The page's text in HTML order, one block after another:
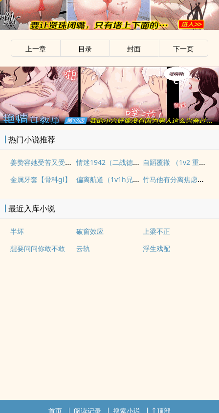
上一章 目录 封面 下一页
x
热门小说推荐
姜赞容她受苦又受难（NPH） 情迷1942（二战德国） 自蹈覆辙 （1v2 重生）
金属牙套【骨科gl】 偏离航道（1v1h兄妹骨科bg） 竹马他有分离焦虑（1v1）
最近入库小说
半坏 破窗效应
上梁不正
想要问问你敢不敢
云轨 浮生戏配
首页 阅读记录 搜索小说 顶部